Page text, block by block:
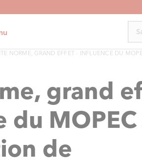
NORME, GRAND EFFET - INFLUENCE DU
grand
du
de